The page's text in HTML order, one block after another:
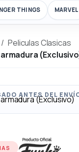
THINGS MARVEL
Peliculas Clasicas